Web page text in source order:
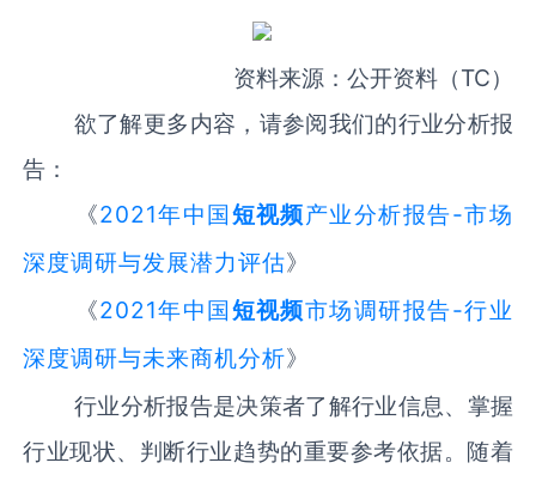
资料来源：公开资料（TC）
欲了解更多内容，请参阅我们的行业分析报
告：
《2021年中国短视频产业分析报告-市场
深度调研与发展潜力评估》
《2021年中国短视频市场调研报告-行业
深度调研与未来商机分析》
行业分析报告是决策者了解行业信息、掌握
行业现状、判断行业趋势的重要参考依据。随着